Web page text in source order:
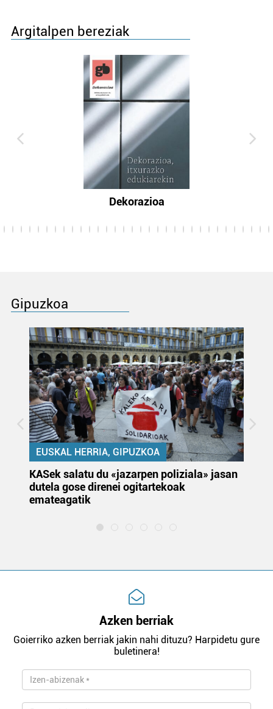
Argitalpen bereziak
Dekorazioa
Gipuzkoa
EUSKAL HERRIA, GIPUZKOA
KASek salatu du «jazarpen poliziala» jasan
dutela gose direnei ogitartekoak
emateagatik
Azken berriak
Goierriko azken berriak jakin nahi dituzu? Harpidetu gure
buletinera!